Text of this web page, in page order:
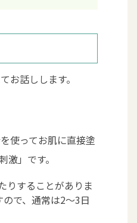
康維持
ストレス緩和
睡眠の質
エクソソームブロ
お話しします。
使ってお肌に直接塗
」です。
りすることがありま
で、通常は2〜3日